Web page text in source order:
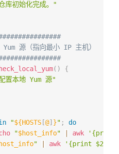
库初始化完成。"
源（指向最小 IP 主机）
( )
{
置本地 Yum 源"
"${HOSTS [@] }" ;
do
"$host_info" awk
'{print
" awk '{print $2}'